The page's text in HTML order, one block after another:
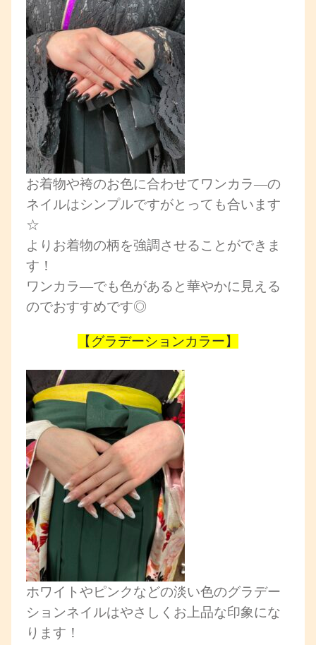
お着物や袴のお色に合わせてワンカラ―の
ネイルはシンプルですがとっても合います
☆
よりお着物の柄を強調させることができま
す！
ワンカラ―でも色があると華やかに見える
のでおすすめです◎
【 グラデーションカラー】
ホワイトやピンクなどの淡い色のグラデー
ションネイルはやさしくお上品な印象にな
ります！